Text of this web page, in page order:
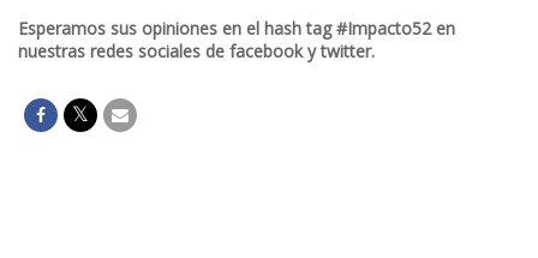
Esperamos sus opiniones en el hash tag #Impacto52 en
nuestras redes sociales de facebook y twitter.